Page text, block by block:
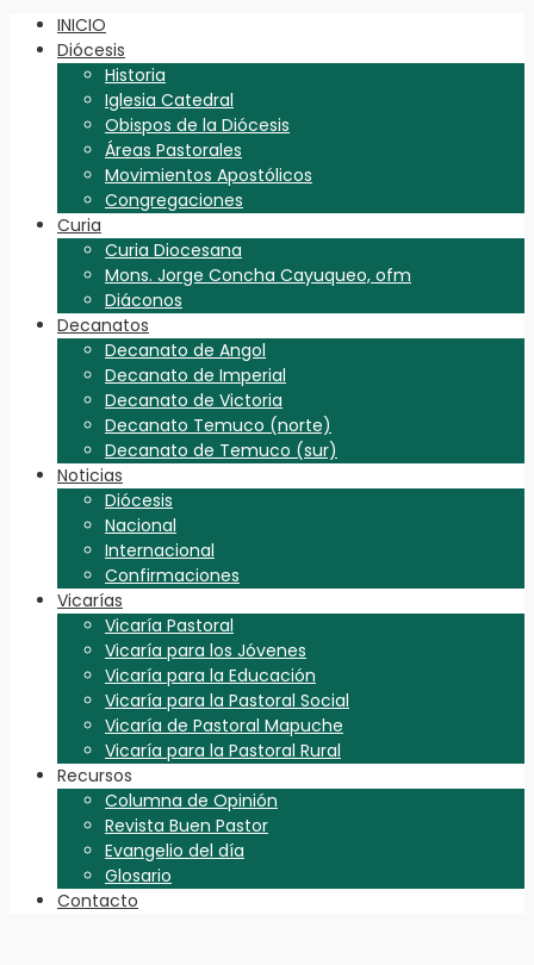
INICIO
Diócesis
Historia
Iglesia Catedral
Obispos de la Diócesis
Áreas Pastorales
Movimientos Apostólicos
Congregaciones
Curia
Curia Diocesana
Mons. Jorge Concha Cayuqueo, ofm
Diáconos
Decanatos
Decanato de Angol
Decanato de Imperial
Decanato de Victoria
Decanato Temuco (norte)
Decanato de Temuco (sur)
Noticias
Diócesis
Nacional
Internacional
Confirmaciones
Vicarías
Vicaría Pastoral
Vicaría para los Jóvenes
Vicaría para la Educación
Vicaría para la Pastoral Social
Vicaría de Pastoral Mapuche
Vicaría para la Pastoral Rural
Recursos
Columna de Opinión
Revista Buen Pastor
Evangelio del día
Glosario
Contacto